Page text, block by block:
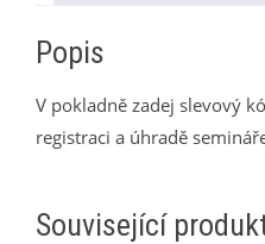
Popis
V pokladně zadej slevový
registraci a úhradě
Související